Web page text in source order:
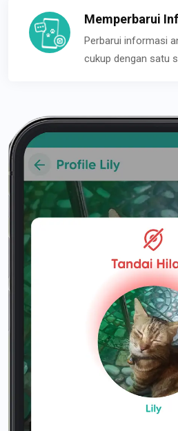
Memperbarui
Perbarui informasi
cukup dengan satu